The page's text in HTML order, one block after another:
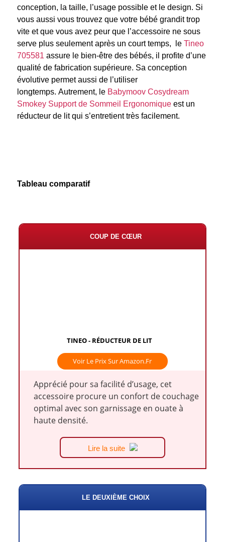
conception, la taille, l’usage possible et le design. Si
vous aussi vous trouvez que votre bébé grandit trop
vite et que vous avez peur que l’accessoire ne sous
serve plus seulement après un court temps, le Tineo
assure le bien-être des bébés, il profite d’une
qualité de fabrication supérieure. Sa conception
évolutive permet aussi de l’utiliser
longtemps. Autrement, le Babymoov Cosydream
Smokey Support de Sommeil Ergonomiqueest un
réducteur de lit qui s’entretient très facilement.
Tableau comparatif
COUP DE CŒUR
TINEO - RÉDUCTEUR DE LIT
Voir Le Prix Sur Amazon.fr
Apprécié pour sa facilité d’usage, cet
accessoire procure un confort de couchage
optimal avec son garnissage en ouate à
haute densité.
Lire la suite
LE DEUXIÈME CHOIX